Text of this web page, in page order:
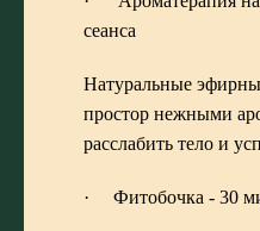
сеанса
Натуральные
простор нежными
расслабить тело и
· Фитобочка - 30